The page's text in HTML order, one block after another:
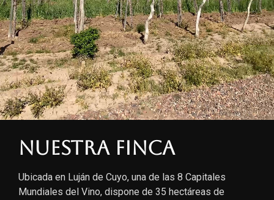
Nuestra finca
Ubicada en Luján de Cuyo, una de las 8 Capitales
Mundiales del Vino, dispone de 35 hectáreas de